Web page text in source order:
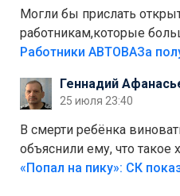
Могли бы прислать
работникам,которые
на предприятии.
Работники АВТОВАЗа
Геннадий
25 июля 23:40
В смерти ребёнка
объяснили ему, что такое
Лезть через такой